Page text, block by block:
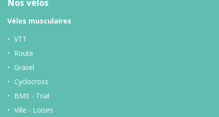
Nos vélos
Vélos musculaires
VTT
Route
Gravel
Cyclocross
BMX - Trial
Ville - Loisirs